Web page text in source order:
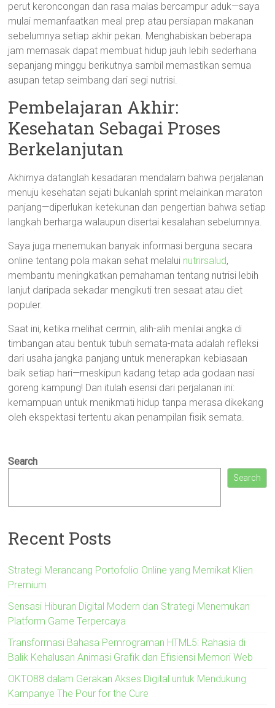
perut keroncongan dan rasa malas bercampur aduk—saya
mulai memanfaatkan meal prep atau persiapan makanan
sebelumnya setiap akhir pekan. Menghabiskan beberapa
jam memasak dapat membuat hidup jauh lebih sederhana
sepanjang minggu berikutnya sambil memastikan semua
asupan tetap seimbang dari segi nutrisi.
Pembelajaran Akhir:
Kesehatan Sebagai Proses
Berkelanjutan
Akhirnya datanglah kesadaran mendalam bahwa perjalanan
menuju kesehatan sejati bukanlah sprint melainkan maraton
panjang—diperlukan ketekunan dan pengertian bahwa setiap
langkah berharga walaupun disertai kesalahan sebelumnya.
Saya juga menemukan banyak informasi berguna secara
online tentang pola makan sehat melalui nutrirsalud,
membantu meningkatkan pemahaman tentang nutrisi lebih
lanjut daripada sekadar mengikuti tren sesaat atau diet
populer.
Saat ini, ketika melihat cermin, alih-alih menilai angka di
timbangan atau bentuk tubuh semata-mata adalah refleksi
dari usaha jangka panjang untuk menerapkan kebiasaan
baik setiap hari—meskipun kadang tetap ada godaan nasi
goreng kampung! Dan itulah esensi dari perjalanan ini:
kemampuan untuk menikmati hidup tanpa merasa dikekang
oleh ekspektasi tertentu akan penampilan fisik semata.
Search
Search
Recent Posts
Strategi Merancang Portofolio Online yang Memikat Klien
Premium
Sensasi Hiburan Digital Modern dan Strategi Menemukan
Platform Game Terpercaya
Transformasi Bahasa Pemrograman HTML5: Rahasia di
Balik Kehalusan Animasi Grafik dan Efisiensi Memori Web
OKTO88 dalam Gerakan Akses Digital untuk Mendukung
Kampanye The Pour for the Cure